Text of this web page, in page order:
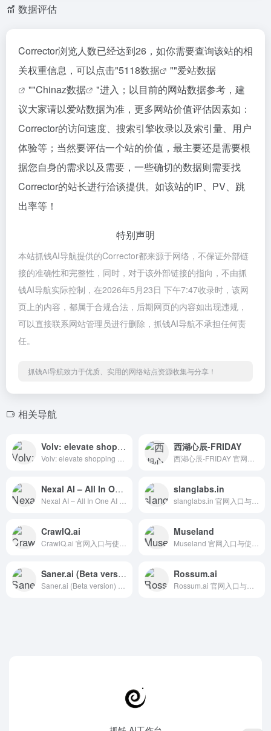
数据评估
Corrector浏览人数已经达到26，如你需要查询该站的相
关权重信息，可以点击"5118数据 ""爱站数据
""Chinaz数据
"进入；以目前的网站数据参考，建
议大家请以爱站数据为准，更多网站价值评估因素如：
Corrector的访问速度、搜索引擎收录以及索引量、用户
体验等；当然要评估一个站的价值，最主要还是需要根
据您自身的需求以及需要，一些确切的数据则需要找
Corrector的站长进行洽谈提供。如该站的IP、PV、跳
出率等！
特别声明
本站抓钱AI导航提供的Corrector都来源于网络，不保证外部链
接的准确性和完整性，同时，对于该外部链接的指向，不由抓
钱AI导航实际控制，在2026年5月23日 下午7:47收录时，该网
页上的内容，都属于合规合法，后期网页的内容如出现违规，
可以直接联系网站管理员进行删除，抓钱AI导航不承担任何责
任。
抓钱AI导航致力于优质、实用的网络站点资源收集与分享！
相关导航
Volv: elevate shopping experience 西湖心辰-FRIDAY
Nexal AI – All In One AI Platform slanglabs.in
CrawlQ.ai Museland
Saner.ai (Beta version) Rossum.ai